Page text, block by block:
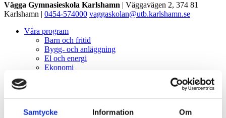
Samtycke Information Om
Vägga Gymnasieskola Karlshamn | Väggavägen 2, 374 81
Karlshamn | 0454-574000 vaggaskolan@utb.karlshamn.se
Våra program
Barn och fritid
Bygg- och anläggning
El och energi
Ekonomi
Restaurang och livsmedel